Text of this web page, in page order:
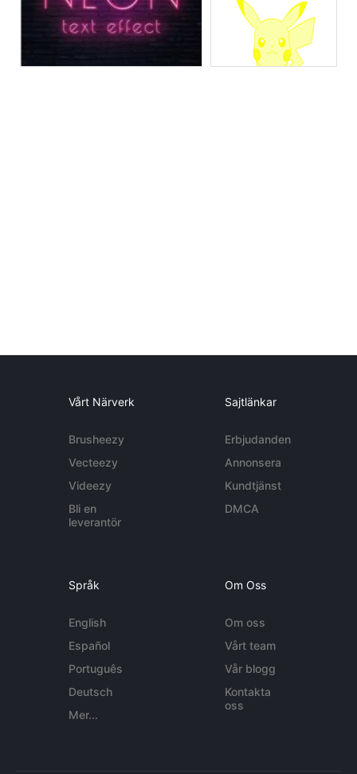
Vårt Närverk
Brusheezy
Vecteezy
Videezy
Bli en
leverantör
Sajtlänkar
Erbjudanden
Annonsera
Kundtjänst
DMCA
Språk
English
Español
Português
Deutsch
Mer...
Om Oss
Om oss
Vårt team
Vår blogg
Kontakta
oss